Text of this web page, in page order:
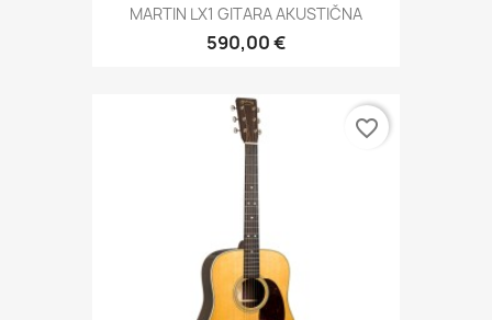
MARTIN LX1 GITARA AKUSTIČNA
590,00 €
favorite_border